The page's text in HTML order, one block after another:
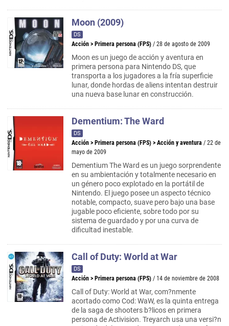
Moon (2009)
DS
Acción > Primera persona (FPS) / 28 de agosto de 2009
Moon es un juego de acción y aventura en
primera persona para Nintendo DS, que
transporta a los jugadores a la fría superficie
lunar, donde hordas de aliens intentan destruir
una nueva base lunar en construcción.
Dementium: The Ward
DS
Acción > Primera persona (FPS) > Acción y aventura / 22 de
mayo de 2009
Dementium The Ward es un juego sorprendente
en su ambientación y totalmente necesario en
un género poco explotado en la portátil de
Nintendo. El juego posee un aspecto técnico
notable, compacto, suave pero bajo una base
jugable poco eficiente, sobre todo por su
sistema de guardado y por una curva de
dificultad inestable.
Call of Duty: World at War
DS
Acción > Primera persona (FPS) / 14 de noviembre de 2008
Call of Duty: World at War, com?nmente
acortado como Cod: WaW, es la quinta entrega
de la saga de shooters b?licos en primera
persona de Activision. Treyarch usa una versi?n